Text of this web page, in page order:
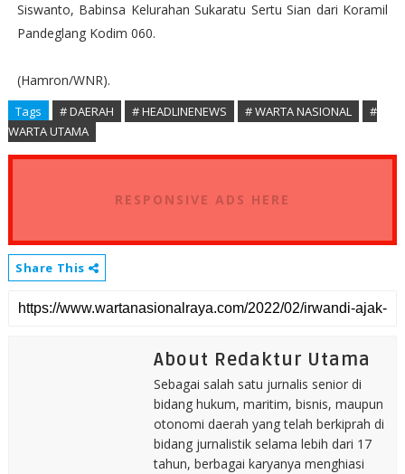
Siswanto, Babinsa Kelurahan Sukaratu Sertu Sian dari Koramil
Pandeglang Kodim 060.
(Hamron/WNR).
Tags # DAERAH # HEADLINENEWS # WARTA NASIONAL
#
WARTA UTAMA
RESPONSIVE ADS HERE
Share This
About Redaktur Utama
Sebagai salah satu jurnalis senior di
bidang hukum, maritim, bisnis, maupun
otonomi daerah yang telah berkiprah di
bidang jurnalistik selama lebih dari 17
tahun, berbagai karyanya menghiasi